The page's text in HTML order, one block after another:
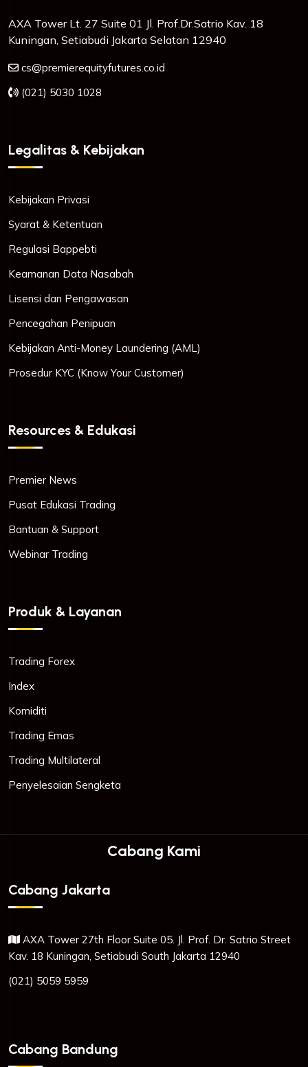
AXA Tower Lt. 27 Suite 01 Jl. Prof.Dr.Satrio Kav. 18
Kuningan, Setiabudi Jakarta Selatan 12940
cs@premierequityfutures.co.id
(021) 5030 1028
Legalitas & Kebijakan
Kebijakan Privasi
Syarat & Ketentuan
Regulasi Bappebti
Keamanan Data Nasabah
Lisensi dan Pengawasan
Pencegahan Penipuan
Kebijakan Anti-Money Laundering (AML)
Prosedur KYC (Know Your Customer)
Resources & Edukasi
Premier News
Pusat Edukasi Trading
Bantuan & Support
Webinar Trading
Produk & Layanan
Trading Forex
Index
Komiditi
Trading Emas
Trading Multilateral
Penyelesaian Sengketa
Cabang Kami
Cabang Jakarta
AXA Tower 27th Floor Suite 05. Jl. Prof. Dr. Satrio Street
Kav. 18 Kuningan, Setiabudi South Jakarta 12940
(021) 5059 5959
Cabang Bandung